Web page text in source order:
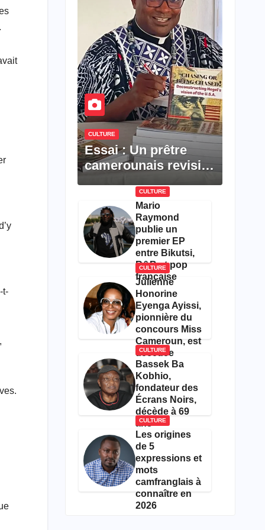
t-
CULTURE
Essai : Un prêtre
camerounais revisite
la pensée de Hegel à
travers le rêve
américain
CULTURE
Mario
Raymond
publie un
premier EP
entre Bikutsi,
R&B et pop
française
CULTURE
Julienne
Honorine
Eyenga Ayissi,
pionnière du
concours Miss
Cameroun, est
décédée
CULTURE
Bassek Ba
Kobhio,
fondateur des
Écrans Noirs,
décède à 69
ans
CULTURE
Les origines
de 5
expressions et
mots
camfranglais à
connaître en
2026